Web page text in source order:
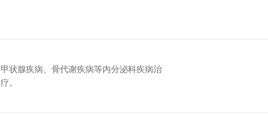
甲状腺疾病、骨代谢疾病等内分泌科疾病治
疗。